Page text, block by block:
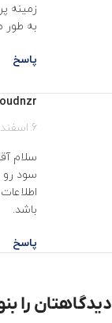
زمینه
به طور
پاسخ
6 اسفند 1401 در 12:24
سلام
سود رو
باشد.
پاسخ
دیدگاهتان را